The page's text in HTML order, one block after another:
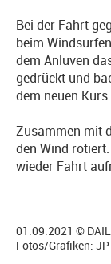
Bei der Fahrt
beim
dem Anluven
gedrückt und
dem neuen
Zusammen mit
den Wind
wieder Fahrt
01.09.2021 ©
Fotos/Grafiken: JP